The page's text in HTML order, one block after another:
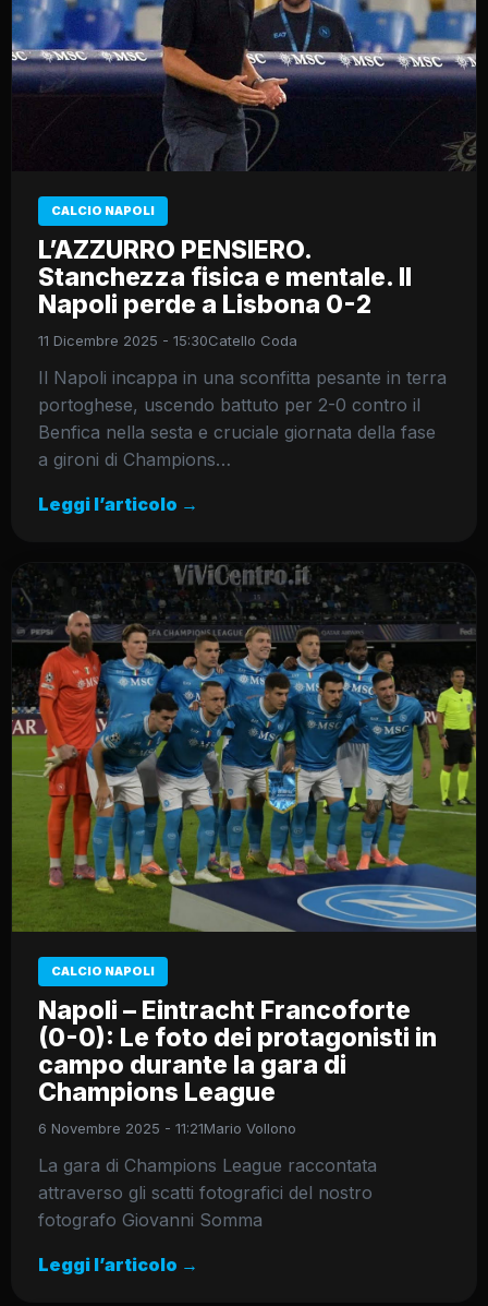
CALCIO NAPOLI
L’AZZURRO PENSIERO.
Stanchezza fisica e mentale. Il
Napoli perde a Lisbona 0-2
11 Dicembre 2025 - 15:30Catello Coda
Il Napoli incappa in una sconfitta pesante in terra
portoghese, uscendo battuto per 2-0 contro il
Benfica nella sesta e cruciale giornata della fase
a gironi di Champions…
Leggi l’articolo →
CALCIO NAPOLI
Napoli – Eintracht Francoforte
(0-0): Le foto dei protagonisti in
campo durante la gara di
Champions League
6 Novembre 2025 - 11:21Mario Vollono
La gara di Champions League raccontata
attraverso gli scatti fotografici del nostro
fotografo Giovanni Somma
Leggi l’articolo →